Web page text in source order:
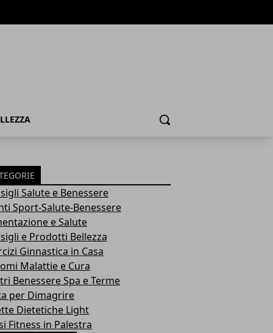
Cerca
Salute e Benessere
Sport-Salute-Benessere
e Salute
e Prodotti Bellezza
Ginnastica in Casa
Malattie e Cura
Benessere Spa e Terme
per Dimagrire
Dietetiche Light
Fitness in Palestra